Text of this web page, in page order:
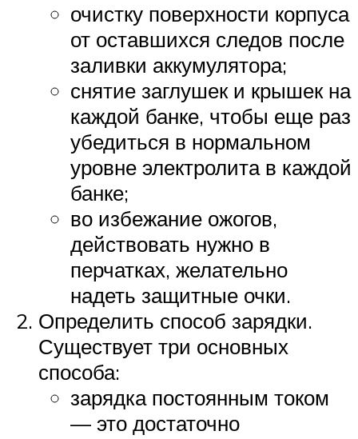
очистку поверхности корпуса
от оставшихся следов после
заливки аккумулятора;
снятие заглушек и крышек на
каждой банке, чтобы еще раз
убедиться в нормальном
уровне электролита в каждой
банке;
во избежание ожогов,
действовать нужно в
перчатках, желательно
надеть защитные очки.
Определить способ зарядки.
Существует три основных
способа:
зарядка постоянным током
— это достаточно